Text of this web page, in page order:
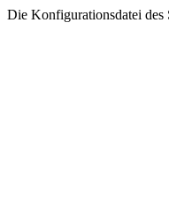
Die Konfigurationsdatei des